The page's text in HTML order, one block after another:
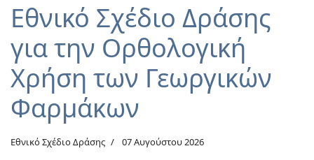
Εθνικό Σχέδιο Δράσης
για την Ορθολογική
Χρήση των Γεωργικών
Φαρμάκων
Εθνικό Σχέδιο Δράσης 07 Αυγούστου 2026